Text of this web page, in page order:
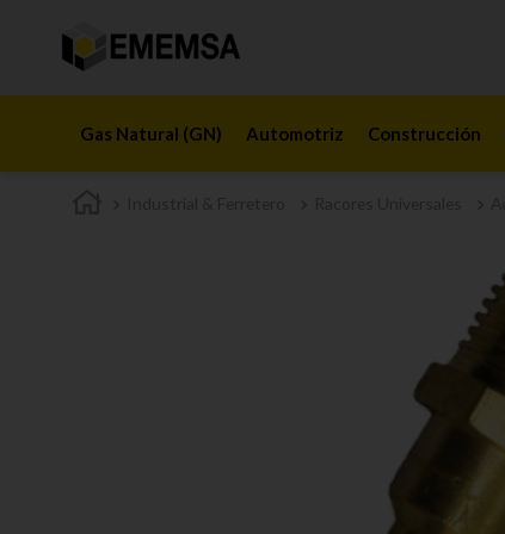
Gas Natural (GN) Automotriz Construcción